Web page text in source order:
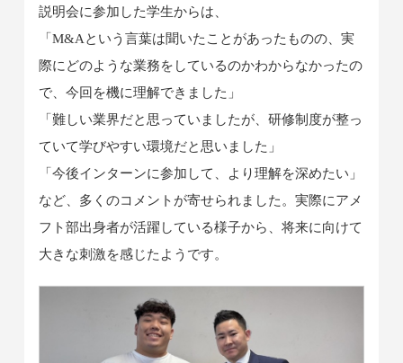
説明会に参加した学生からは、
「M&Aという言葉は聞いたことがあったものの、実
際にどのような業務をしているのかわからなかったの
で、今回を機に理解できました」
「難しい業界だと思っていましたが、研修制度が整っ
ていて学びやすい環境だと思いました」
「今後インターンに参加して、より理解を深めたい」
など、多くのコメントが寄せられました。実際にアメ
フト部出身者が活躍している様子から、将来に向けて
大きな刺激を感じたようです。